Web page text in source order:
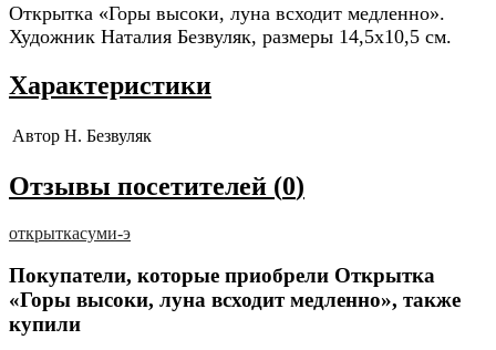
Открытка «Горы высоки, луна всходит медленно».
Художник Наталия Безвуляк, размеры 14,5x10,5 см.
Характеристики
Автор Н. Безвуляк
Отзывы посетителей (0)
открыткасуми-э
Покупатели, которые приобрели Открытка
«Горы высоки, луна всходит медленно», также
купили